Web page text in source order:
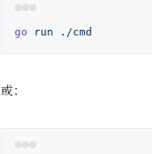
go run ./cmd
或：